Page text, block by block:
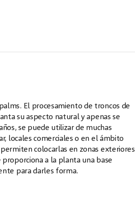
El procesamiento de troncos de
su aspecto natural y apenas se
se puede utilizar de muchas
locales comerciales o en el ámbito
colocarlas en zonas exteriores
a la planta una base
para darles forma.